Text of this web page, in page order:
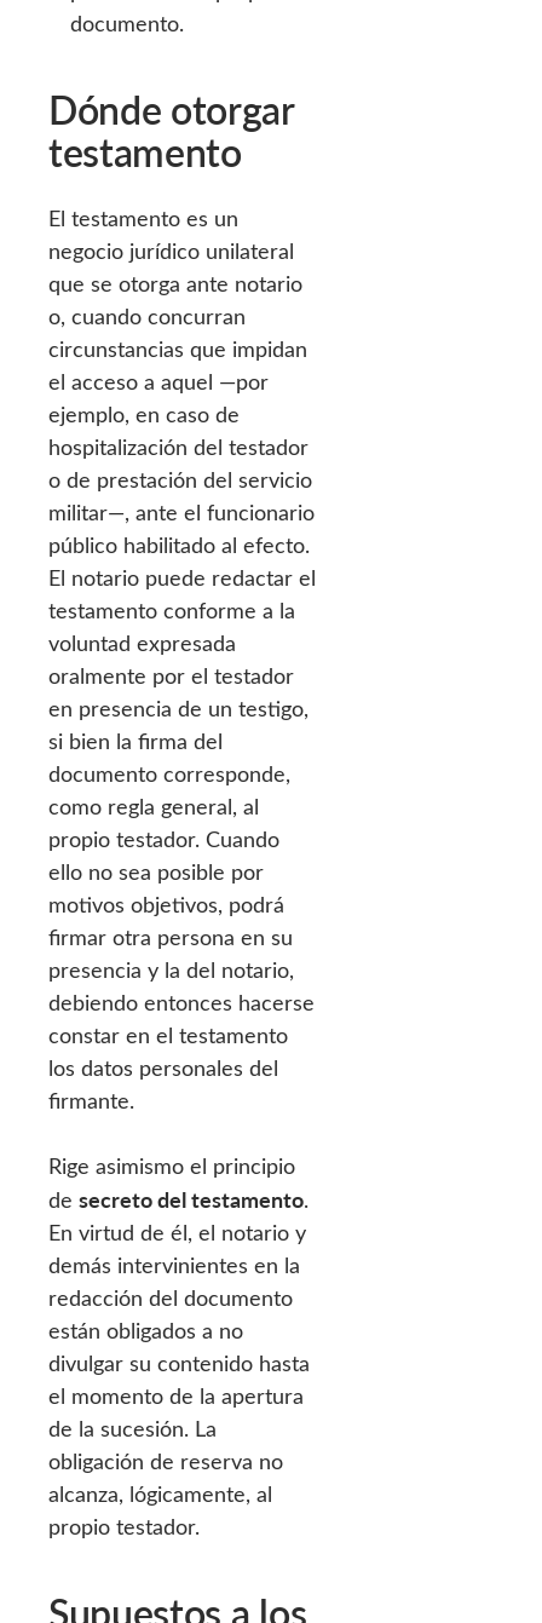
documento.
Dónde otorgar
testamento
El testamento es un
negocio jurídico unilateral
que se otorga ante notario
o, cuando concurran
circunstancias que impidan
el acceso a aquel —por
ejemplo, en caso de
hospitalización del testador
o de prestación del servicio
militar—, ante el funcionario
público habilitado al efecto.
El notario puede redactar el
testamento conforme a la
voluntad expresada
oralmente por el testador
en presencia de un testigo,
si bien la firma del
documento corresponde,
como regla general, al
propio testador. Cuando
ello no sea posible por
motivos objetivos, podrá
firmar otra persona en su
presencia y la del notario,
debiendo entonces hacerse
constar en el testamento
los datos personales del
firmante.
Rige asimismo el principio
de secreto del testamento.
En virtud de él, el notario y
demás intervinientes en la
redacción del documento
están obligados a no
divulgar su contenido hasta
el momento de la apertura
de la sucesión. La
obligación de reserva no
alcanza, lógicamente, al
propio testador.
Supuestos a los